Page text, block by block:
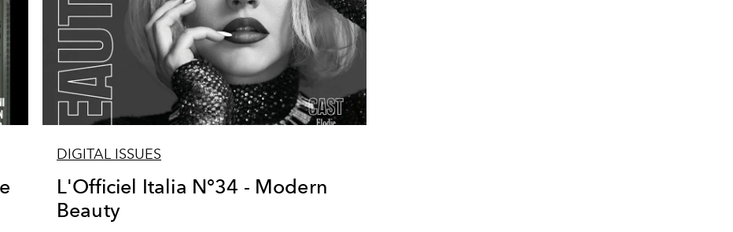
DIGITAL ISSUES
L'Officiel Italia N°34 - Modern
Beauty